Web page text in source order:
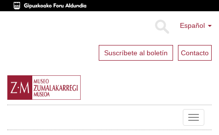
Español
Suscríbete al boletín Contacto
Toggle